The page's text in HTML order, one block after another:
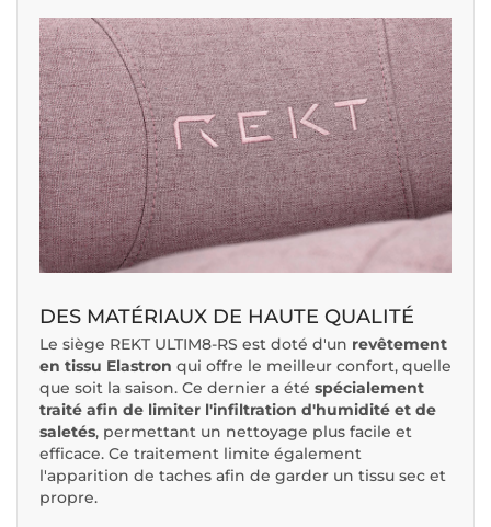
DES MATÉRIAUX DE HAUTE QUALITÉ
Le siège REKT ULTIM8-RS est doté d'un revêtement
en tissu Elastron qui offre le meilleur confort, quelle
que soit la saison. Ce dernier a été spécialement
traité afin de limiter l'infiltration d'humidité et de
saletés, permettant un nettoyage plus facile et
efficace. Ce traitement limite également
l'apparition de taches afin de garder un tissu sec et
propre.